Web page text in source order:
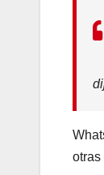
otras